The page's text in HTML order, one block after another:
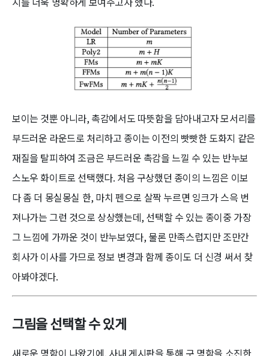
보이는 것뿐 아니라, 촉감에서도 따뜻함을 담아내고자 모서리를
부드러운 라운드로 처리하고 종이는 이전의 빳빳한 도화지 같은
재질을 탈피하여 조금은 부드러운 촉감을 느낄 수 있는 반누보
스노우 화이트로 선택했다. 처음 구상했던 종이의 느낌은 이보
다 좀 더 몽실몽실 한, 마치 펜으로 살짝 누르면 잉크가 스윽 번
져나가는 그런 것으로 상상했는데, 선택할 수 있는 종이중 가장
그 느낌에 가까운 것이 반누보였다, 물론 만족스럽지만 조만간
회사가 이사를 가므로 정보 변경과 함께 종이도 더 신경 써서 찾
아봐야겠다.
그림을 선택할 수 있게
새로운 명함이 나왔기에, 사내 게시판을 통해 구 명함을 소진한